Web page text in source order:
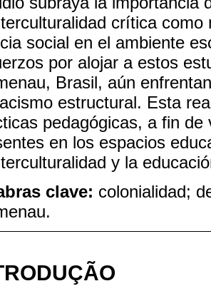
crítica
social en el ambiente
por alojar a estos
Brasil, aún
estructural. Esta
pedagógicas, a fin
en los espacios
y la
clave: colonialidad;